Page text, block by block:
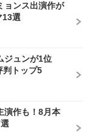
ョンス出演作が
13選
ジュンが1位
判トップ5
演作も！8月本